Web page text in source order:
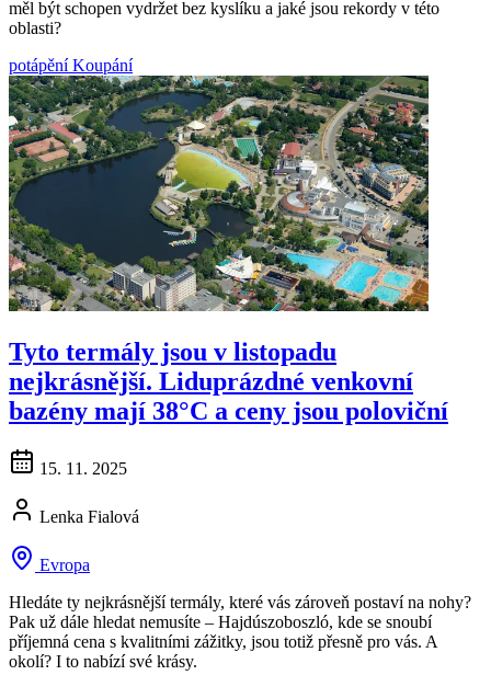
měl být schopen vydržet bez kyslíku a jaké jsou rekordy v této
oblasti?
potápění Koupání
Tyto termály jsou v listopadu
nejkrásnější. Liduprázdné venkovní
bazény mají 38°C a ceny jsou poloviční
15. 11. 2025
Lenka Fialová
Evropa
Hledáte ty nejkrásnější termály, které vás zároveň postaví na nohy?
Pak už dále hledat nemusíte – Hajdúszoboszló, kde se snoubí
příjemná cena s kvalitními zážitky, jsou totiž přesně pro vás. A
okolí? I to nabízí své krásy.